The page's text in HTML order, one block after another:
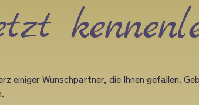
einiger Wunschpartner, die Ihnen gefallen.